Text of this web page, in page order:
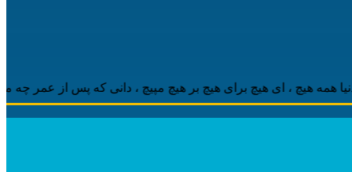
هیچ ، ‌ای هیچ برای هیچ بر هیچ مپیچ ، دانی که پس از عمر چه ماند